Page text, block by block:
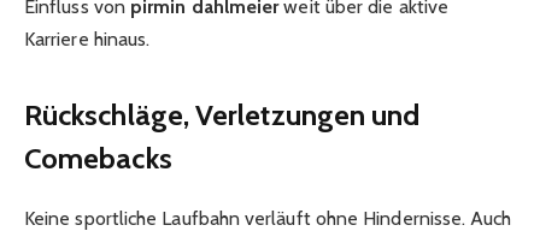
Einfluss von pirmin dahlmeierweit über die aktive
Karriere hinaus.
Rückschläge, Verletzungen und
Comebacks
Keine sportliche Laufbahn verläuft ohne Hindernisse. Auch